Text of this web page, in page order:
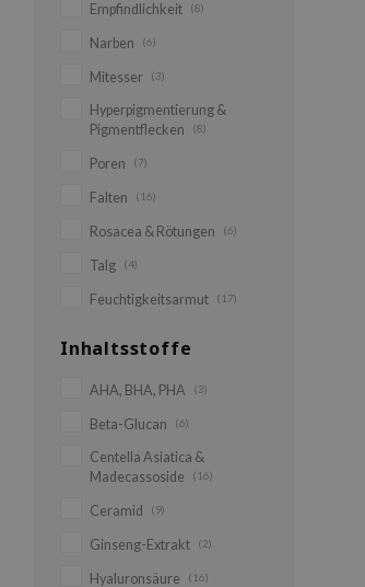
Empfindlichkeit (8)
Narben (6)
Mitesser (3)
Hyperpigmentierung &
Pigmentflecken
(8)
Poren (7)
Falten (16)
Rosacea & Rötungen (6)
Talg (4)
Feuchtigkeitsarmut (17)
Inhaltsstoffe
AHA, BHA, PHA (3)
Beta-Glucan (6)
Centella Asiatica &
Madecassoside
(16)
Ceramid (9)
Ginseng-Extrakt (2)
Hyaluronsäure (16)